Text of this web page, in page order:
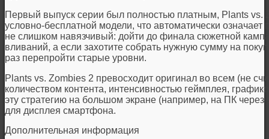
Первый выпуск серии был полностью платным, Plants vs.
условно-бесплатной модели, что автоматически означает
не слишком навязчивый: дойти до финала сюжетной
вливаний, а если захотите собрать нужную сумму на
раз перепройти старые уровни.
Plants vs. Zombies 2 превосходит оригинал во всем (не
количеством контента, интенсивностью геймплея,
эту стратегию на большом экране (например, на ПК через
для дисплея смартфона.
Дополнительная информация